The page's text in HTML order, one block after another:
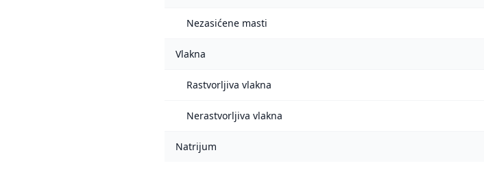
Nezasićene masti
Vlakna
Rastvorljiva vlakna
Nerastvorljiva vlakna
Natrijum